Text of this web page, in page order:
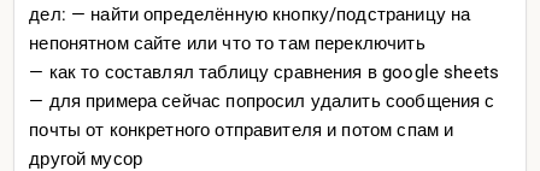
дел: — найти определённую кнопку/подстраницу на
непонятном сайте или что то там переключить
— как то составлял таблицу сравнения в google sheets
— для примера сейчас попросил удалить сообщения с
почты от конкретного отправителя и потом спам и
другой мусор